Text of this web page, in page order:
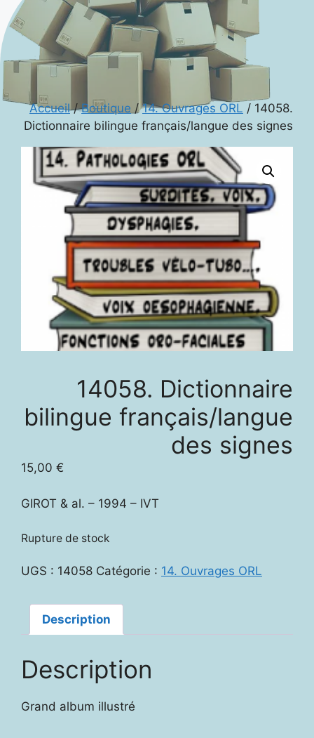
Accueil/Boutique /14. Ouvrages ORL / 14058.
Dictionnaire bilingue français/langue des signes
14058. Dictionnaire
bilingue français/langue
des signes
15,00 €
GIROT & al. – 1994 – IVT
Rupture de stock
UGS : 14058 Catégorie : 14. Ouvrages ORL
Description
Description
Grand album illustré